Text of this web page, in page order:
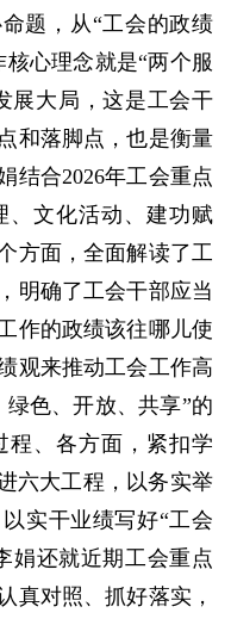
题，从“工会的政绩
心理念就是“两个服
大局，这是工会干
和落脚点，也是衡量
结合2026年工会重点
、文化活动、建功赋
方面，全面解读了工
明确了工会干部应当
作的政绩该往哪儿使
观来推动工会工作高
色、开放、共享”的
程、各方面，紧扣学
六大工程，以务实举
实干业绩写好“工会
娟还就近期工会重点
真对照、抓好落实，